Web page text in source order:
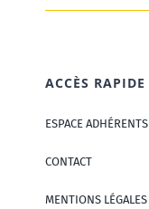
ACCÈS RAPIDE
ESPACE ADHÉRENTS
CONTACT
MENTIONS LÉGALES